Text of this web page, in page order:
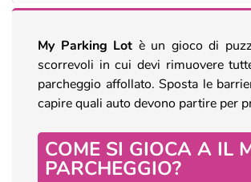
My Parking Lot è un gioco di
scorrevoli in cui devi rimuovere
parcheggio affollato. Sposta le
capire quali auto devono partire per
COME SI GIOCA A IL
PARCHEGGIO?